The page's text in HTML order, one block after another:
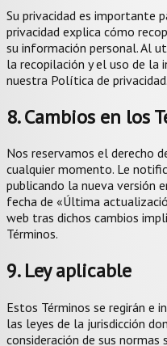
Su privacidad es importante
privacidad explica cómo
su información personal. Al
la recopilación y el uso de la
nuestra Política de privacidad.
8. Cambios en los
Nos reservamos el derecho
cualquier momento. Le
publicando la nueva versión
fecha de «Última
web tras dichos cambios
Términos.
9. Ley aplicable
Estos Términos se regirán e
las leyes de la jurisdicción
consideración de sus